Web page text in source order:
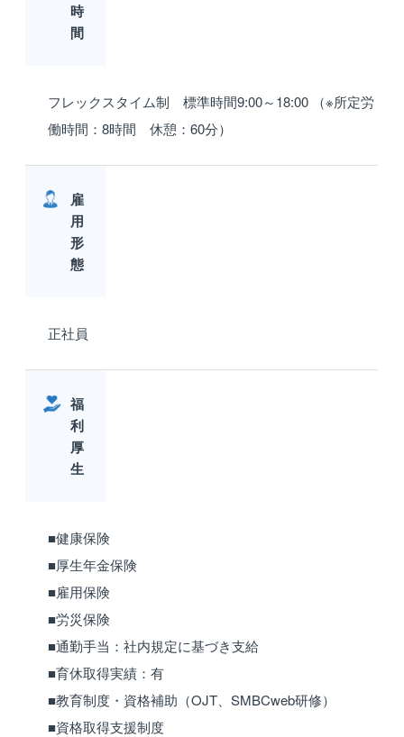
時
間
フレックスタイム制 標準時間9:00～18:00 （※所定労
働時間：8時間 休憩：60分）
雇
用
形
態
正社員
福
利
厚
生
■健康保険
■厚生年金保険
■雇用保険
■労災保険
■通勤手当：社内規定に基づき支給
■育休取得実績：有
■教育制度・資格補助（OJT、SMBCweb研修）
■資格取得支援制度